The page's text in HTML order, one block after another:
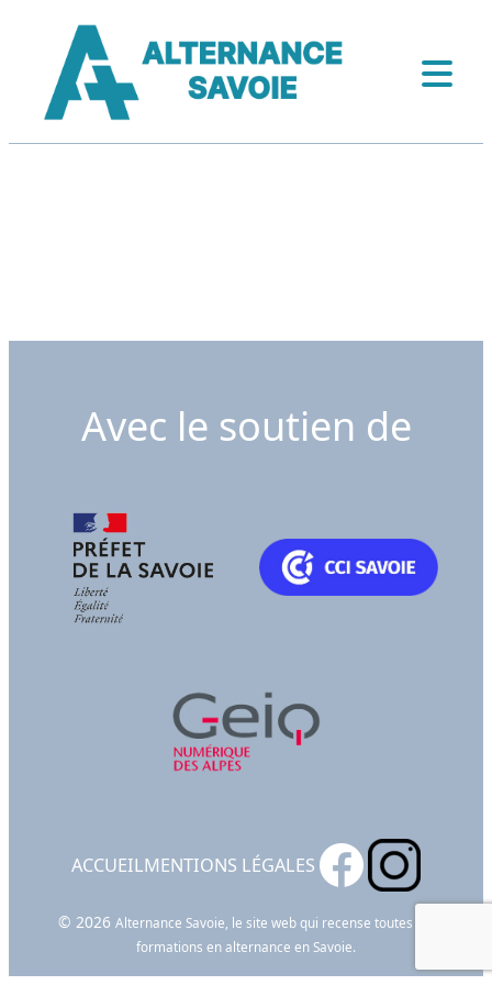
Avec le soutien de
ACCUEILMENTIONS LÉGALES
© 2026 Alternance Savoie, le site web qui recense toutes les
formations en alternance en Savoie.